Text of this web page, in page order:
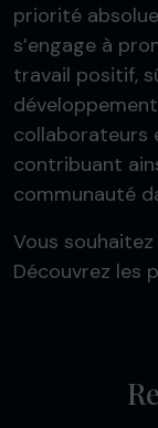
priorité
s’engage à
travail positif,
collaborateurs
contribuant
communauté
Vous
Découvrez les